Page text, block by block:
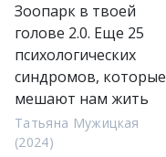
Зоопарк в твоей
голове 2.0. Еще 25
психологических
синдромов, которые
мешают нам жить
Татьяна Мужицкая
(2024)